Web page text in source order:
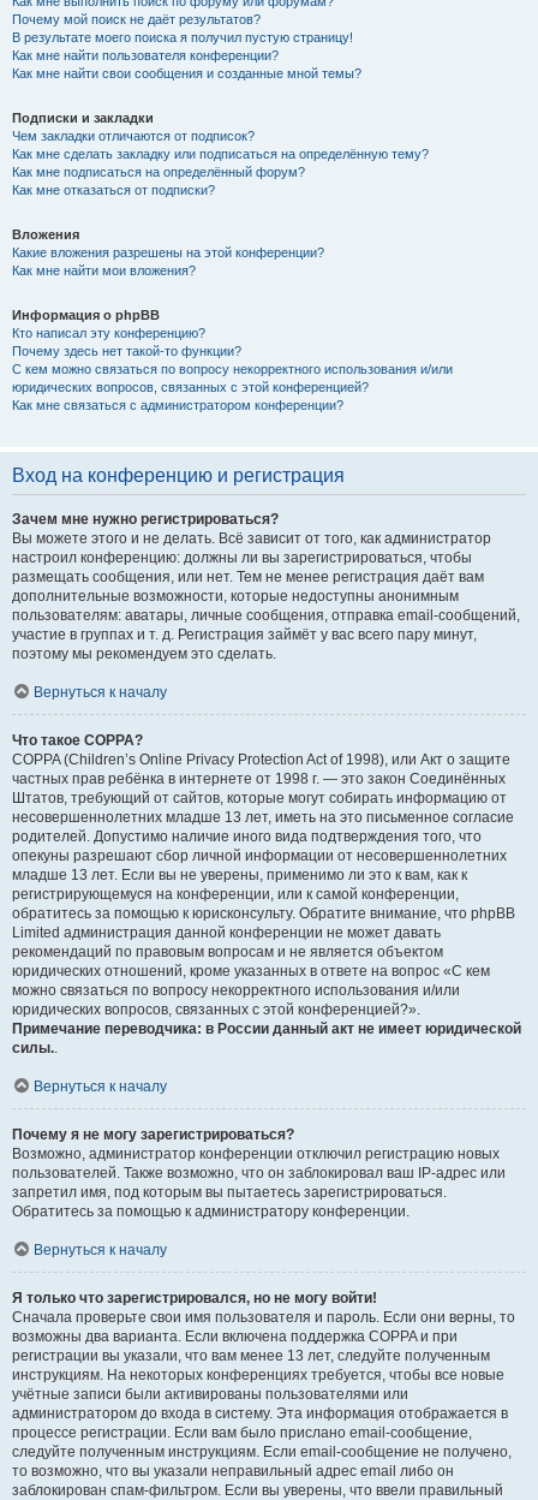
Почему мой поиск не даёт результатов?
В результате моего поиска я получил пустую страницу!
Как мне найти пользователя конференции?
Как мне найти свои сообщения и созданные мной темы?
Подписки и закладки
Чем закладки отличаются от подписок?
Как мне сделать закладку или подписаться на определённую тему?
Как мне подписаться на определённый форум?
Как мне отказаться от подписки?
Вложения
Какие вложения разрешены на этой конференции?
Как мне найти мои вложения?
Информация о phpBB
Кто написал эту конференцию?
Почему здесь нет такой-то функции?
С кем можно связаться по вопросу некорректного использования и/или
юридических вопросов, связанных с этой конференцией?
Как мне связаться с администратором конференции?
Вход на конференцию и регистрация
Зачем мне нужно регистрироваться?
Вы можете этого и не делать. Всё зависит от того, как администратор
настроил конференцию: должны ли вы зарегистрироваться, чтобы
размещать сообщения, или нет. Тем не менее регистрация даёт вам
дополнительные возможности, которые недоступны анонимным
пользователям: аватары, личные сообщения, отправка email-сообщений,
участие в группах и т. д. Регистрация займёт у вас всего пару минут,
поэтому мы рекомендуем это сделать.
Вернуться к началу
Что такое COPPA?
COPPA (Children’s Online Privacy Protection Act of 1998), или Акт о защите
частных прав ребёнка в интернете от 1998 г. — это закон Соединённых
Штатов, требующий от сайтов, которые могут собирать информацию от
несовершеннолетних младше 13 лет, иметь на это письменное согласие
родителей. Допустимо наличие иного вида подтверждения того, что
опекуны разрешают сбор личной информации от несовершеннолетних
младше 13 лет. Если вы не уверены, применимо ли это к вам, как к
регистрирующемуся на конференции, или к самой конференции,
обратитесь за помощью к юрисконсульту. Обратите внимание, что phpBB
Limited администрация данной конференции не может давать
рекомендаций по правовым вопросам и не является объектом
юридических отношений, кроме указанных в ответе на вопрос «С кем
можно связаться по вопросу некорректного использования и/или
юридических вопросов, связанных с этой конференцией?».
Примечание переводчика: в России данный акт не имеет юридической
силы..
Вернуться к началу
Почему я не могу зарегистрироваться?
Возможно, администратор конференции отключил регистрацию новых
пользователей. Также возможно, что он заблокировал ваш IP-адрес или
запретил имя, под которым вы пытаетесь зарегистрироваться.
Обратитесь за помощью к администратору конференции.
Вернуться к началу
Я только что зарегистрировался, но не могу войти!
Сначала проверьте свои имя пользователя и пароль. Если они верны, то
возможны два варианта. Если включена поддержка COPPA и при
регистрации вы указали, что вам менее 13 лет, следуйте полученным
инструкциям. На некоторых конференциях требуется, чтобы все новые
учётные записи были активированы пользователями или
администратором до входа в систему. Эта информация отображается в
процессе регистрации. Если вам было прислано email-сообщение,
следуйте полученным инструкциям. Если email-сообщение не получено,
то возможно, что вы указали неправильный адрес email либо он
заблокирован спам-фильтром. Если вы уверены, что ввели правильный